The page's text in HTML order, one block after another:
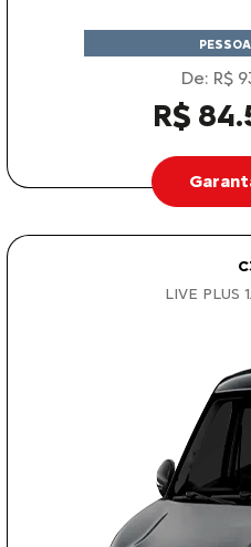
De: R$
R$
LIVE PLUS